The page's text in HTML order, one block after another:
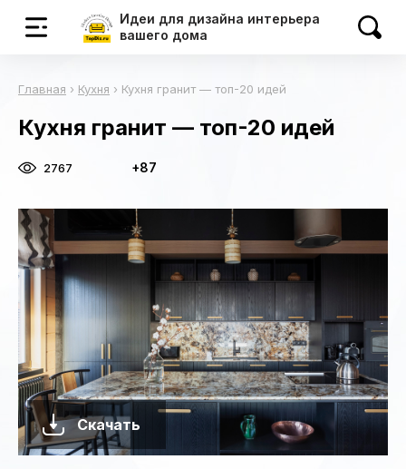
Идеи для дизайна интерьера
вашего дома
Главная › Кухня › Кухня гранит — топ-20 идей
Кухня гранит — топ-20 идей
2767 +87
Скачать